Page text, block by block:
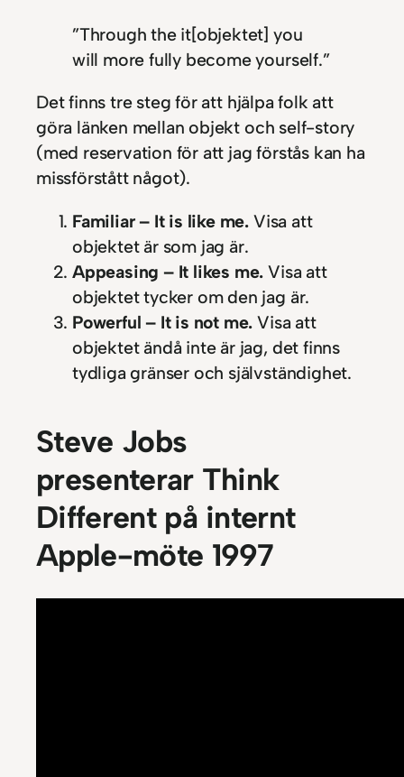
”Through the it[objektet] you
will more fully become yourself.”
Det finns tre steg för att hjälpa folk att
göra länken mellan objekt och self-story
(med reservation för att jag förstås kan ha
missförstått något).
Familiar – It is like me. Visa att
objektet är som jag är.
Appeasing – It likes me. Visa att
objektet tycker om den jag är.
Powerful – It is not me. Visa att
objektet ändå inte är jag, det finns
tydliga gränser och självständighet.
Steve Jobs
presenterar Think
Different på internt
Apple-möte 1997